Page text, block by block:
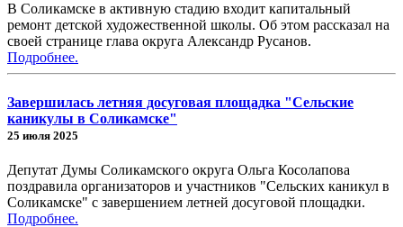
В Соликамске в активную стадию входит капитальный
ремонт детской художественной школы. Об этом рассказал на
своей странице глава округа Александр Русанов.
Подробнее.
Завершилась летняя досуговая площадка "Сельские
каникулы в Соликамске"
25 июля 2025
Депутат Думы Соликамского округа Ольга Косолапова
поздравила организаторов и участников "Сельских каникул в
Соликамске" с завершением летней досуговой площадки.
Подробнее.